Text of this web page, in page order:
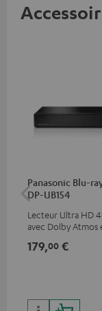
Panasonic Blu-
DP-UB154
Lecteur Ultra HD
avec Dolby Atmos
qualité d’image
179,00 €